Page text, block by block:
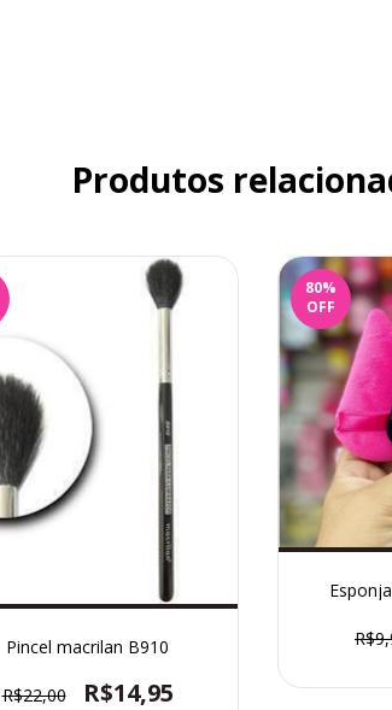
Produtos
Pincel macrilan B910
R$22,00 R$14,95
80%
OFF